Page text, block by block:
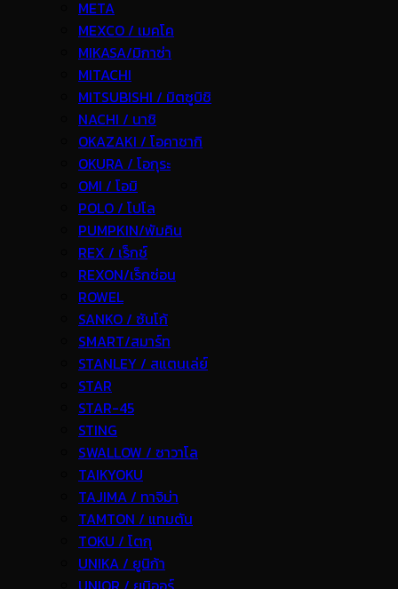
META
MEXCO / เมคโค
MIKASA/มิกาซ่า
MITACHI
MITSUBISHI / มิตซูบิชิ
NACHI / นาชิ
OKAZAKI / โอคาซากิ
OKURA / โอกุระ
OMI / โอมิ
POLO / โปโล
PUMPKIN/พัมคิน
REX / เร็กช์
REXON/เร็กซ่อน
ROWEL
SANKO / ซันโก้
SMART/สมาร์ท
STANLEY / สแตนเล่ย์
STAR
STAR-45
STING
SWALLOW / ซาวาโล
TAIKYOKU
TAJIMA / ทาจิม่า
TAMTON / แทมตัน
TOKU / โตกุ
UNIKA / ยูนิก้า